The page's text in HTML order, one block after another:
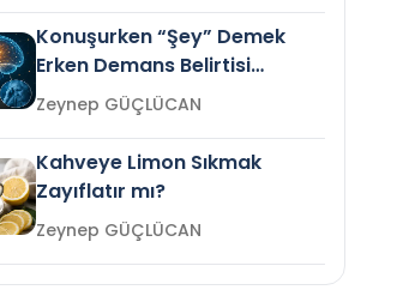
Konuşurken “Şey” Demek
Erken Demans Belirtisi
Olabilir mi?Zeynep GÜÇLÜCAN
Kahveye Limon Sıkmak
Zayıflatır mı?
Zeynep GÜÇLÜCAN